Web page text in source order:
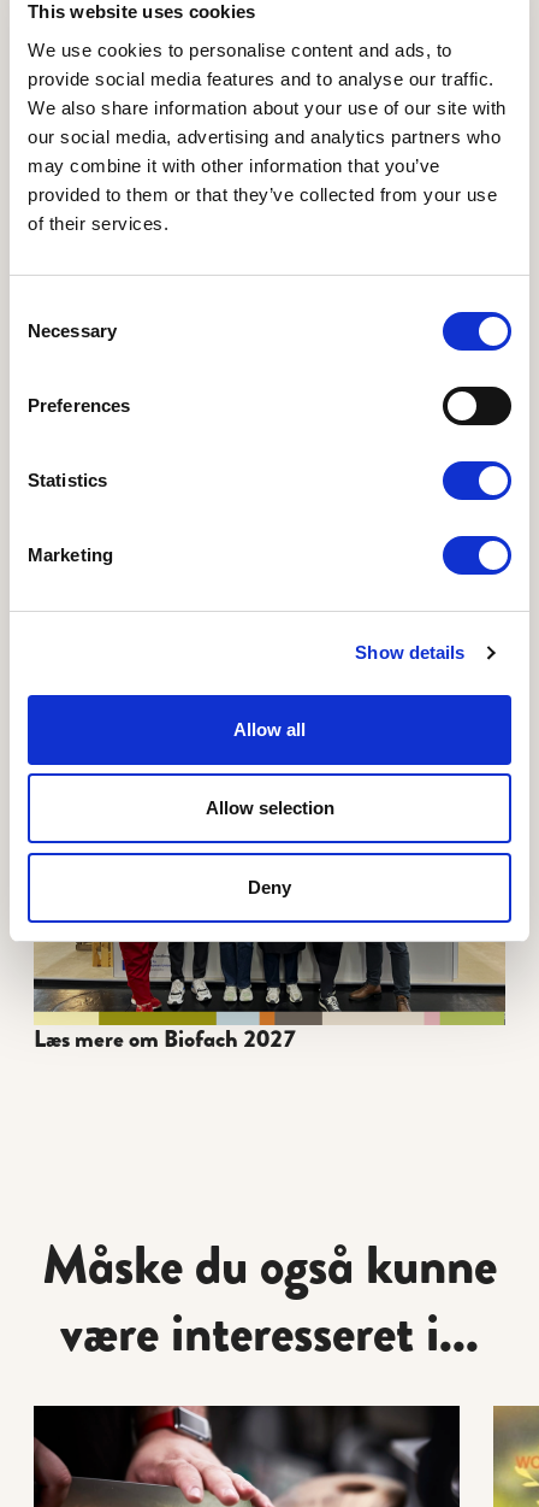
This website uses cookies
We use cookies to personalise content and ads, to
provide social media features and to analyse our traffic.
We also share information about your use of our site with
our social media, advertising and analytics partners who
may combine it with other information that you’ve
provided to them or that they’ve collected from your use
of their services.
Selection
Necessary
Preferences
Statistics
Marketing
Show details
Allow all
Allow selection
Deny
indkøbere, kæder og grossister fra Tyskland og
resten af verden. Det skyldes vores vedvarende
tilstedeværelse og de danske producenters høje
innovationsniveau, som år efter år skaber
opmærksomhed.
Det er ikke et krav at være medlem af Økologisk
Landsforening eller Bio Aus Dänemark for at
deltage.
Støttet af Fonden for økologisk landbrug
Læs mere om Biofach 2027
Måske du også kunne
være interesseret i...
Læs mere om Workshop for køkkenprofessionelle:
Læs